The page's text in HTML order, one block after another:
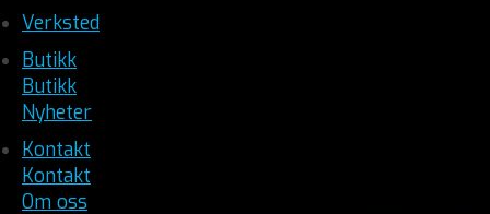
Verksted
Butikk
Butikk
Nyheter
Kontakt
Kontakt
Om oss